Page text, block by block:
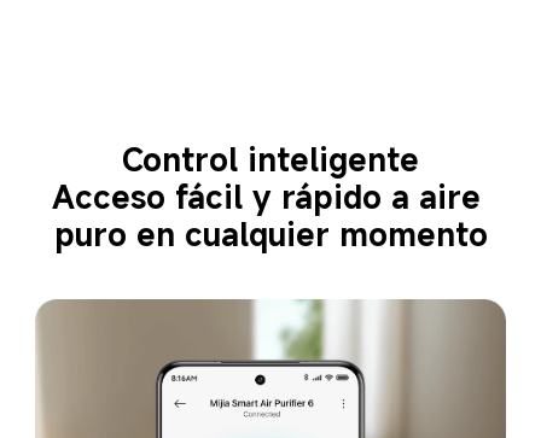
Control inteligente
Acceso fácil y rápido a aire
puro en cualquier momento